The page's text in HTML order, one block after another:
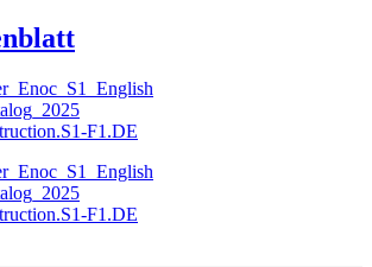
F1.DE
F1.DE